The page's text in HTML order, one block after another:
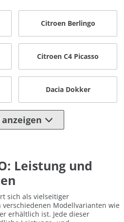
Citroen Berlingo
Citroen C4 Picasso
Dacia Dokker
Leistung und
sich als vielseitiger
Modellvarianten wie
erhältlich ist. Jede dieser